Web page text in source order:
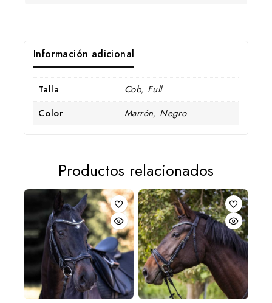
Información adicional
Talla Cob, Full
Color
Marrón, Negro
Productos relacionados